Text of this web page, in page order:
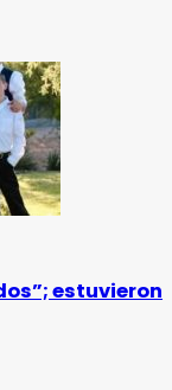
estuvieron